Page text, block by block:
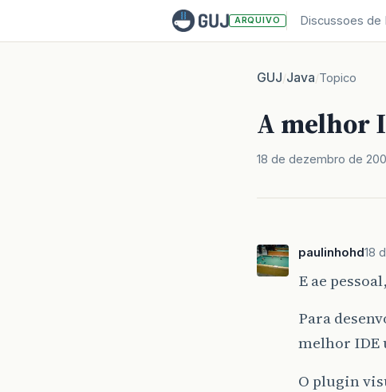
ARQUIVO Discussoes de
GUJ/Java/Topico
A melhor
18 de dezembro de
paulinhohd18
E ae pessoal,
Para
melhor IDE
O plugin